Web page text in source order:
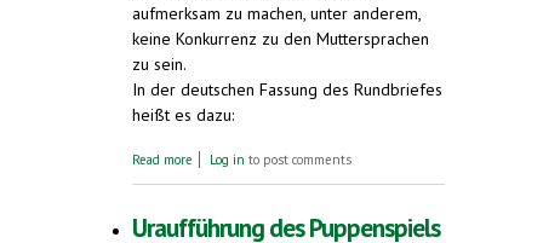
aufmerksam zu machen, unter anderem,
keine Konkurrenz zu den Muttersprachen
zu sein.
In der deutschen Fassung des Rundbriefes
heißt es dazu:
Read more about Zum Tag der Muttersprache am 21.
Log in to post comments
Uraufführung des Puppenspiels